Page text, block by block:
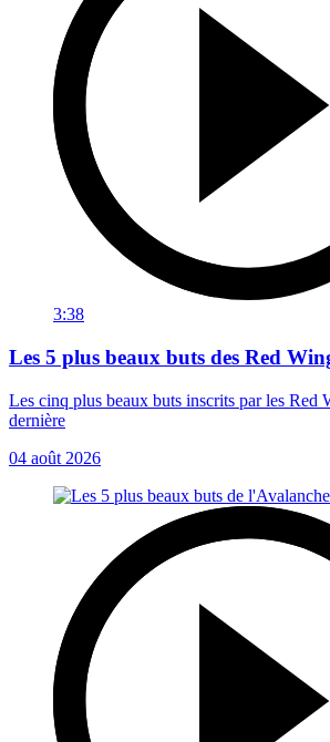
3:38
Les 5 plus beaux buts des Red
Les cinq plus beaux buts inscrits par les Red
dernière
04 août 2026